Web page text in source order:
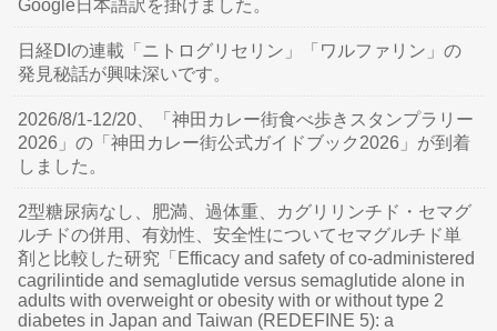
Google日本語訳を掛けました。
日経DIの連載「ニトログリセリン」「ワルファリン」の
発見秘話が興味深いです。
2026/8/1-12/20、「神田カレー街食べ歩きスタンプラリー
2026」の「神田カレー街公式ガイドブック2026」が到着
しました。
2型糖尿病なし、肥満、過体重、カグリリンチド・セマグ
ルチドの併用、有効性、安全性についてセマグルチド単
剤と比較した研究「Efficacy and safety of co-administered
cagrilintide and semaglutide versus semaglutide alone in
adults with overweight or obesity with or without type 2
diabetes in Japan and Taiwan (REDEFINE 5): a